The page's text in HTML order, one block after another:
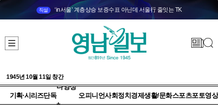
직설 ‘in서울’ 계층상승 보증수표 아닌데 서울行 줄잇는 TK
1945년 10월 11일 창간
기획·시리즈단독
다양성
+
오피니언사회정치 경제생활/문화스포츠포토영상